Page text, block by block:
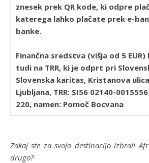
znesek prek QR kode, ki odpre
katerega lahko plačate prek e-
banke.
Finančna sredstva (višja od 5
tudi na TRR, ki je odprt pri
Slovenska karitas, Kristanova
Ljubljana, TRR: SI56 02140-
220, namen: Pomoč Bocvana
Zakaj ste za svojo destinacijo izbrali
drugo?